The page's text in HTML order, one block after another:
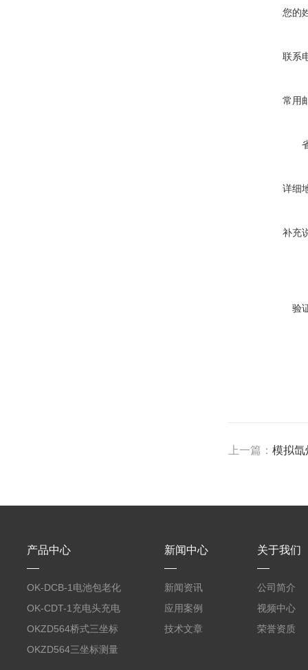
您的
联系
常用
详细
补充
验
上一篇：模拟氙
产品中心
OK-DCB-1电池包老化
测试系统
OK-CDT-1充电头充电
宝测试系统
OKZD564桥式三坐标
测量仪
OKZD564三坐标测量
新闻中心
新闻资讯
应用案例
技术文章
关于我们
公司简介
视频中心
荣誉资质